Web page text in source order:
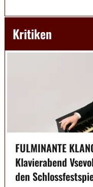
Kritiken
FULMINANTE
Klavierabend
den